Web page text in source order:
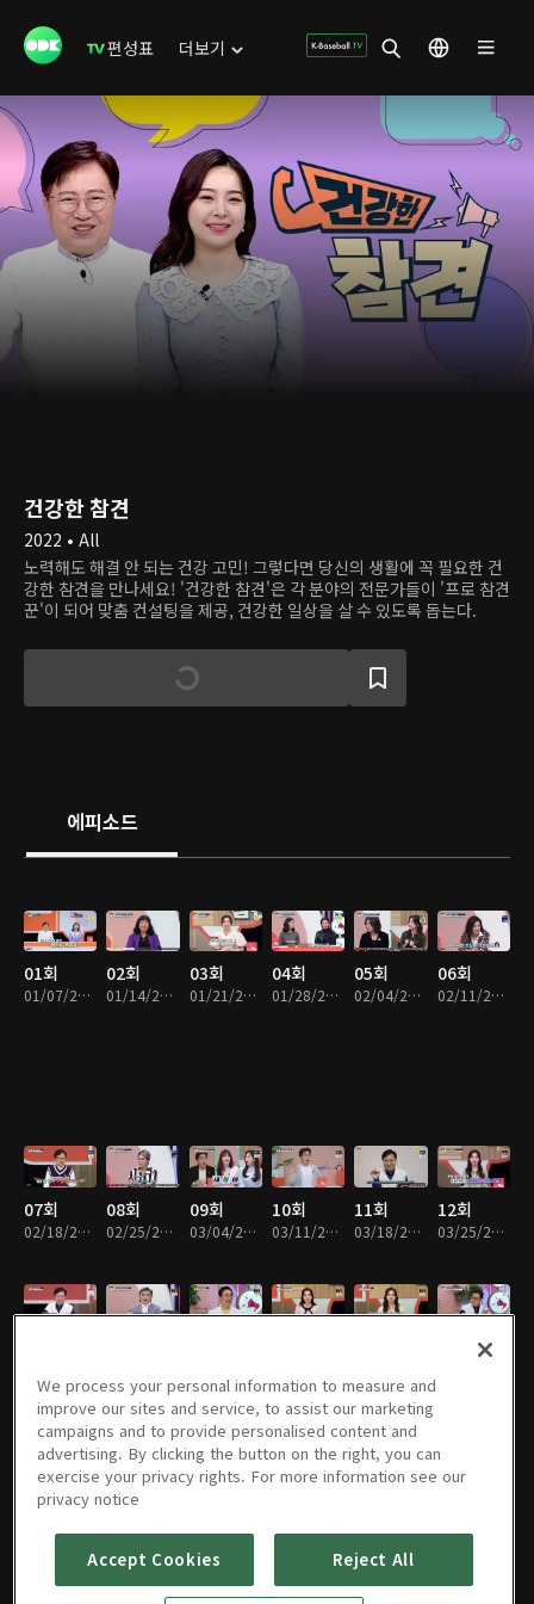
편성표 더보기
건강한 참견
2022 • All
노력해도 해결 안 되는 건강 고민! 그렇다면 당신의 생활에 꼭 필요한 건
강한 참견을 만나세요! '건강한 참견'은 각 분야의 전문가들이 '프로 참견
꾼'이 되어 맞춤 컨설팅을 제공, 건강한 일상을 살 수 있도록 돕는다.
에피소드
01회
01/07/2022 • 48분
02회
01/14/2022 • 49분
03회
01/21/2022 • 49분
04회
01/28/2022 • 48분
05회
02/04/2022 • 48분
06회
02/11/2022 • 46분
07회
02/18/2022 • 49분
08회
02/25/2022 • 49분
09회
03/04/2022 • 49분
10회
03/11/2022 • 49분
11회
03/18/2022 • 48분
12회
03/25/2022 • 49분
19회
05/13/2022 • 49분
20회 21회 22회 23회 24회
We process your personal information to measure and
improve our sites and service, to assist our marketing
campaigns and to provide personalised content and
advertising. By clicking the button on the right, you can
exercise your privacy rights. For more information see our
privacy notice
Accept Cookies Reject All